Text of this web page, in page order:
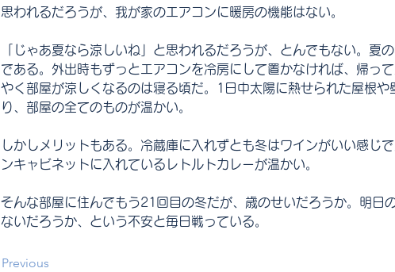
思われるだろうが、我が家のエアコンに暖房の機能はない。
「じゃあ夏なら涼しいね」と思われるだろうが、とんでもない。夏
である。外出時もずっとエアコンを冷房にして置かなければ、帰っ
やく部屋が涼しくなるのは寝る頃だ。1日中太陽に熱せられた屋根や
り、部屋の全てのものが温かい。
しかしメリットもある。冷蔵庫に入れずとも冬はワインがいい感じ
ンキャビネットに入れているレトルトカレーが温かい。
そんな部屋に住んでもう21回目の冬だが、歳のせいだろうか。明日
ないだろうか、という不安と毎日戦っている。
Previous